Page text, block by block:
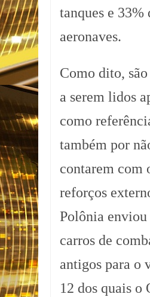
tanques e 33%
aeronaves.
Como dito,
a serem lidos
como
também por
contarem com
reforços
Polônia enviou
carros de
antigos para o
12 dos quais o